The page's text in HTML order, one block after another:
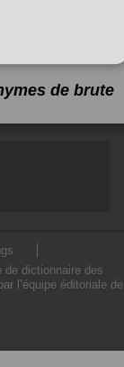
de brute
dictionnaire des
l’équipe éditoriale de